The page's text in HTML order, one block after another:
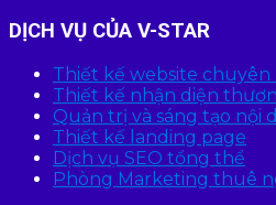
DỊCH VỤ CỦA V-STAR
Thiết kế website chuyên
Thiết kế nhận diện
Quản trị và sáng tạo nội
Thiết kế landing page
Dịch vụ SEO tổng thể
Phòng Marketing thuê